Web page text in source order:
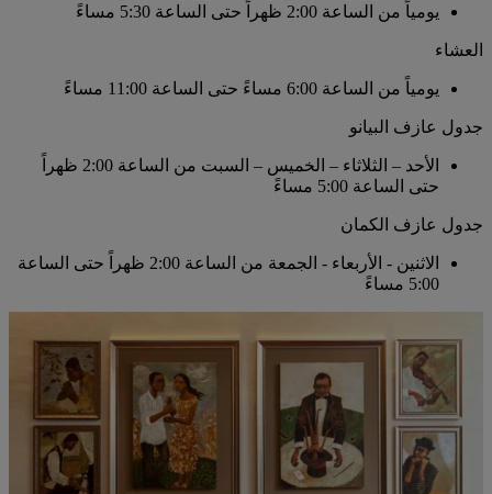
يومياً من الساعة 2:00 ظهراً حتى الساعة 5:30 مساءً
العشاء
يومياً من الساعة 6:00 مساءً حتى الساعة 11:00 مساءً
جدول عازف البيانو
الأحد – الثلاثاء – الخميس – السبت
من الساعة 2:00 ظهراً
حتى الساعة 5:00 مساءً
جدول عازف الكمان
الاثنين - الأربعاء - الجمعة
من الساعة 2:00 ظهراً حتى الساعة
5:00 مساءً